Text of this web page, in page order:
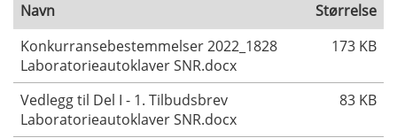
Navn
Størrelse
Konkurransebestemmelser 2022_1828
Laboratorieautoklaver SNR.docx
173 KB
Vedlegg til Del I - 1. Tilbudsbrev
Laboratorieautoklaver SNR.docx
83 KB